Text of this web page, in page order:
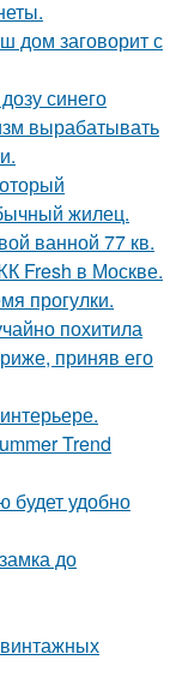
дом заговорит с
синего
вырабатывать
жилец.
ванной 77 кв.
Fresh в Москве.
прогулки.
похитила
приняв его
Trend
будет удобно
до